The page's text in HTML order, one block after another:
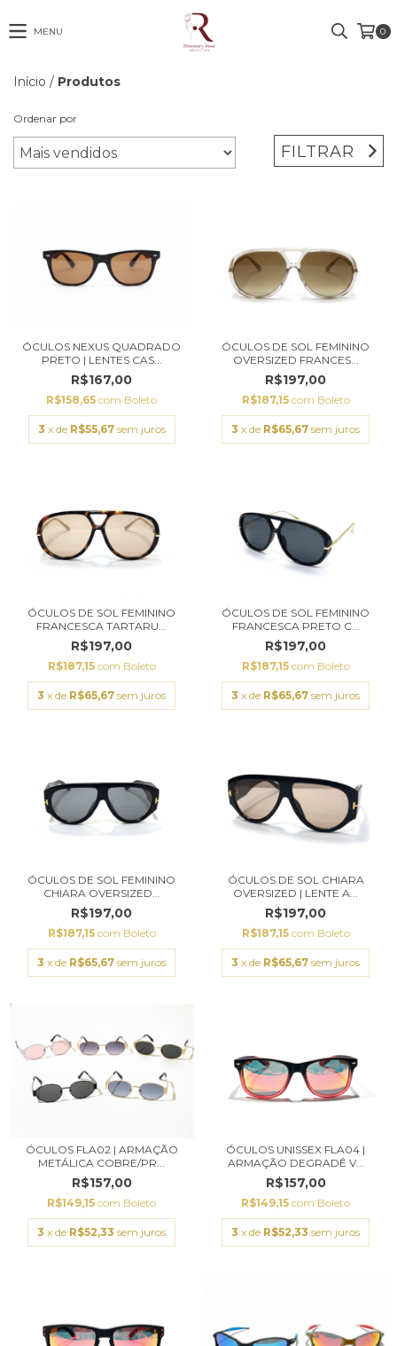
MENU 0
Início / Produtos
Ordenar por
FILTRAR
ÓCULOS NEXUS QUADRADO
PRETO | LENTES CAS...
R$167,00
R$158,65 com Boleto
3 x de R$55,67 sem juros
ÓCULOS DE SOL FEMININO
OVERSIZED FRANCES...
R$197,00
R$187,15 com Boleto
3 x de R$65,67 sem juros
ÓCULOS DE SOL FEMININO
FRANCESCA TARTARU...
R$197,00
R$187,15 com Boleto
3 x de R$65,67 sem juros
ÓCULOS DE SOL FEMININO
FRANCESCA PRETO C...
R$197,00
R$187,15 com Boleto
3 x de R$65,67 sem juros
ÓCULOS DE SOL FEMININO
CHIARA OVERSIZED...
R$197,00
R$187,15 com Boleto
3 x de R$65,67 sem juros
ÓCULOS DE SOL CHIARA
OVERSIZED | LENTE A...
R$197,00
R$187,15 com Boleto
3 x de R$65,67 sem juros
ÓCULOS FLA02 | ARMAÇÃO
METÁLICA COBRE/PR...
R$157,00
R$149,15 com Boleto
3 x de R$52,33 sem juros
ÓCULOS UNISSEX FLA04 |
ARMAÇÃO DEGRADÊ V...
R$157,00
R$149,15 com Boleto
3 x de R$52,33 sem juros